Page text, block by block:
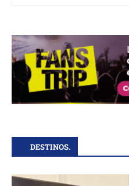
DESTINOS.